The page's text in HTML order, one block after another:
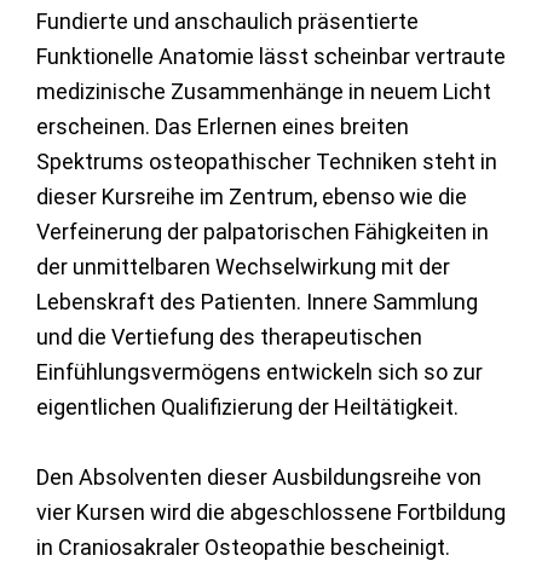
Fundierte und anschaulich präsentierte
Funktionelle Anatomie lässt scheinbar vertraute
medizinische Zusammenhänge in neuem Licht
erscheinen. Das Erlernen eines breiten
Spektrums osteopathischer Techniken steht in
dieser Kursreihe im Zentrum, ebenso wie die
Verfeinerung der palpatorischen Fähigkeiten in
der unmittelbaren Wechselwirkung mit der
Lebenskraft des Patienten. Innere Sammlung
und die Vertiefung des therapeutischen
Einfühlungsvermögens entwickeln sich so zur
eigentlichen Qualifizierung der Heiltätigkeit.
Den Absolventen dieser Ausbildungsreihe von
vier Kursen wird die abgeschlossene Fortbildung
in Craniosakraler Osteopathie bescheinigt.